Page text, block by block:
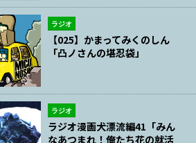
ラジオ
【025】かまってみくのしん
「凸ノさんの堪忍袋」
ラジオ
ラジオ漫画犬漂流編41「みん
なあつまれ！俺たち花の就活